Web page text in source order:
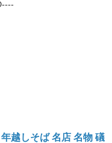
越しそば 名店 名物 礒